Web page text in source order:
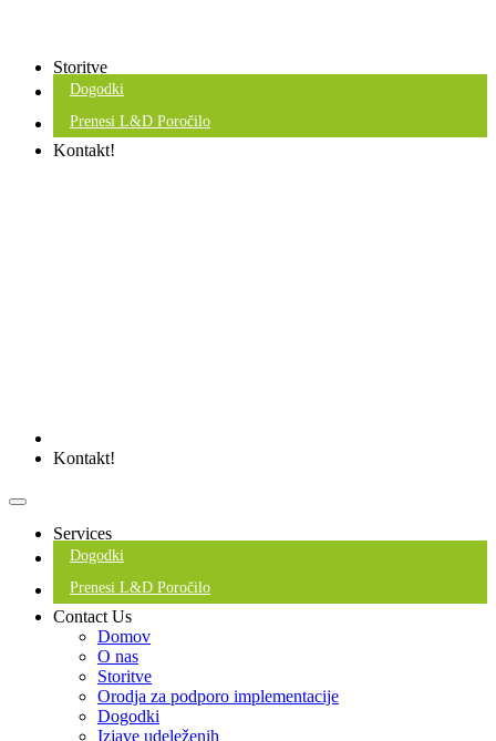
Storitve
Dogodki
Prenesi L&D Poročilo
Kontakt!
Kontakt!
Services
Dogodki
Prenesi L&D Poročilo
Contact Us
Domov
O nas
Storitve
Orodja za podporo implementacije
Dogodki
Izjave udeleženih